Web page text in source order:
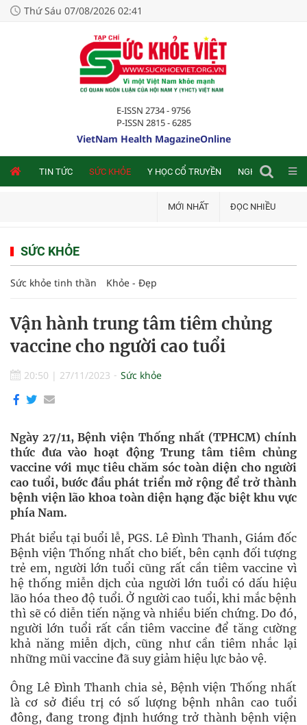
Thứ Sáu 07/08/2026 02:41
E-ISSN 2734 - 9756
P-ISSN 2815 - 6285
VietNam Health MagazineOnline
TIN TỨC SỨC KHỎE Y HỌC CỔ TRUYỀN NGHIÊN CỨU
MỚI NHẤT ĐỌC NHIỀU
SỨC KHỎE
Sức khỏe tinh thần Khỏe - Đẹp
Vận hành trung tâm tiêm chủng
vaccine cho người cao tuổi
20:50 | 27/11/2023 Sức khỏe
Ngày 27/11, Bệnh viện Thống nhất (TPHCM) chính
thức đưa vào hoạt động Trung tâm tiêm chủng
vaccine với mục tiêu chăm sóc toàn diện cho người
cao tuổi, bước đầu phát triển mở rộng để trở thành
bệnh viện lão khoa toàn diện hạng đặc biệt khu vực
phía Nam.
Phát biểu tại buổi lễ, PGS. Lê Đình Thanh, Giám đốc
Bệnh viện Thống nhất cho biết, bên cạnh đối tượng
trẻ em, người lớn tuổi cũng rất cần tiêm vaccine vì
hệ thống miễn dịch của người lớn tuổi có dấu hiệu
lão hóa theo độ tuổi. Ở người cao tuổi, khi mắc bệnh
thì sẽ có diễn tiến nặng và nhiều biến chứng. Do đó,
người lớn tuổi rất cần tiêm vaccine để tăng cường
khả năng miễn dịch, cũng như cần tiêm nhắc lại
những mũi vaccine đã suy giảm hiệu lực bảo vệ.
Ông Lê Đình Thanh chia sẻ, Bệnh viện Thống nhất
là cơ sở điều trị có số lượng bệnh nhân cao tuổi
đông, đang trong định hướng trở thành bệnh viện